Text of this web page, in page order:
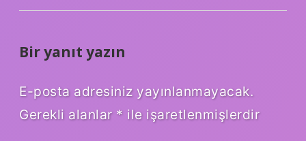
Bir yanıt yazın
E-posta adresiniz yayınlanmayacak.
Gerekli alanlar * ile işaretlenmişlerdir